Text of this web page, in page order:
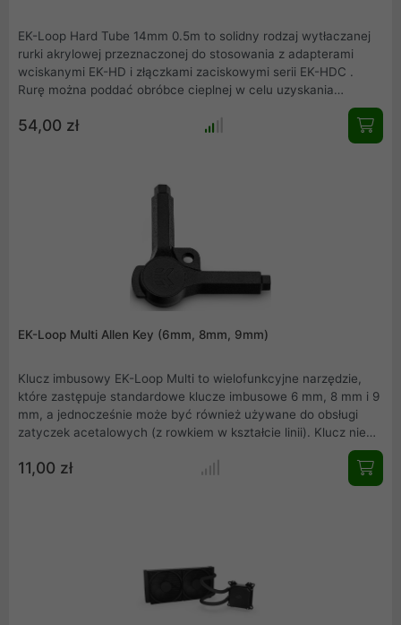
EK-Loop Hard Tube 14mm 0.5m to solidny rodzaj wytłaczanej
rurki akrylowej przeznaczonej do stosowania z adapterami
wciskanymi EK-HD i złączkami zaciskowymi serii EK-HDC .
Rurę można poddać obróbce cieplnej w celu uzyskania
określonych zagięć. Tylko dla doświadczonych użytkowników .
54,00 zł
EK-Loop Multi Allen Key (6mm, 8mm, 9mm)
Klucz imbusowy EK-Loop Multi to wielofunkcyjne narzędzie,
które zastępuje standardowe klucze imbusowe 6 mm, 8 mm i 9
mm, a jednocześnie może być również używane do obsługi
zatyczek acetalowych (z rowkiem w kształcie linii). Klucz nie
imbusowych używanych do budowy komputera chłodzonego
cieczą, ale także pomaga chronić sprzęt do chłodzenia cieczą.
11,00 zł